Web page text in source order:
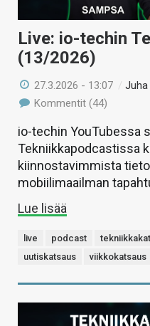
Live: io-techin
(13/2026)
27.3.2026 - 13:07 /
Kommentit (44)
io-techin YouTubessa
Tekniikkapodcastissa
kiinnostavimmista
mobiilimaailman
Lue lisää
live podcast
uutiskatsaus
viikkokatsaus